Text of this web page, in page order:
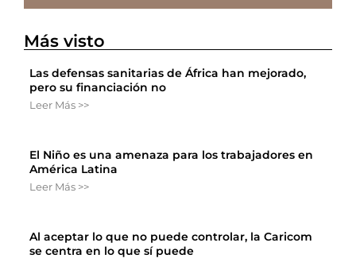
Más visto
Las defensas sanitarias de África han mejorado,
pero su financiación no
Leer Más >>
El Niño es una amenaza para los trabajadores en
América Latina
Leer Más >>
Al aceptar lo que no puede controlar, la Caricom
se centra en lo que sí puede